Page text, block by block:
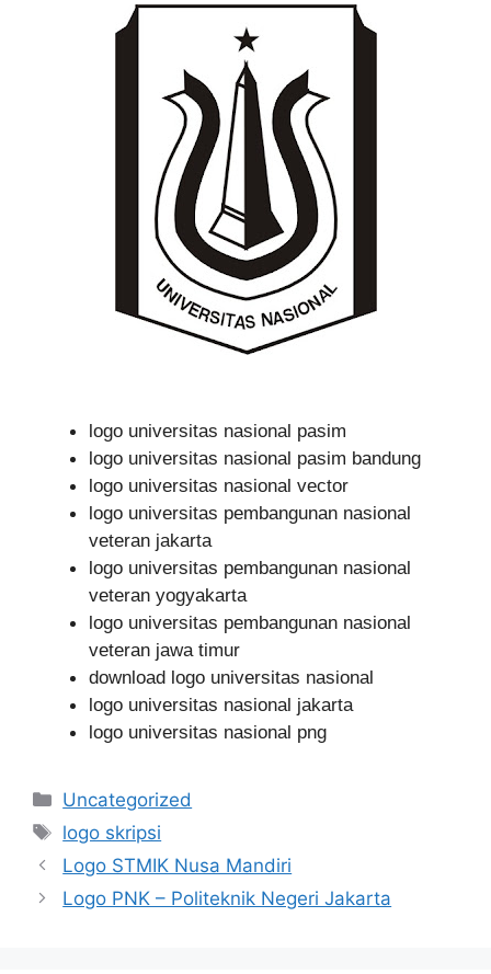
logo universitas nasional pasim
logo universitas nasional pasim bandung
logo universitas nasional vector
logo universitas pembangunan nasional
veteran jakarta
logo universitas pembangunan nasional
veteran yogyakarta
logo universitas pembangunan nasional
veteran jawa timur
download logo universitas nasional
logo universitas nasional jakarta
logo universitas nasional png
Categories
Uncategorized
Tags
logo skripsi
Logo STMIK Nusa Mandiri
Logo PNK – Politeknik Negeri Jakarta